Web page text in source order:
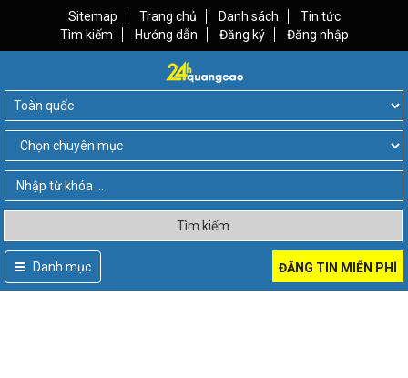
Sitemap Trang chủ Danh sách
Tin tức
Tìm kiếm
Hướng dẫn Đăng ký Đăng nhập
Tìm kiếm
Danh mục ĐĂNG TIN MIỄN PHÍ